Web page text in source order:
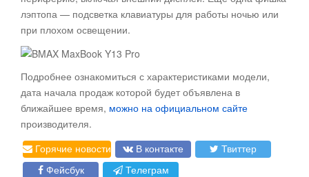
лэптопа — подсветка клавиатуры для работы ночью или
при плохом освещении.
Подробнее ознакомиться с характеристиками модели,
дата начала продаж которой будет объявлена в
ближайшее время, можно на официальном сайте
производителя.
Горячие новости
В контакте
Твиттер
Фейсбук
Телеграм